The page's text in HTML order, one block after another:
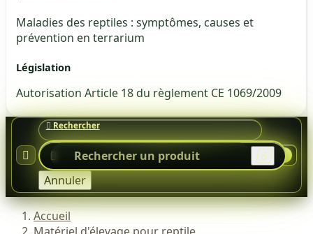
Maladies des reptiles : symptômes, causes et
prévention en terrarium
Législation
Autorisation Article 18 du règlement CE 1069/2009



Annuler

Accueil